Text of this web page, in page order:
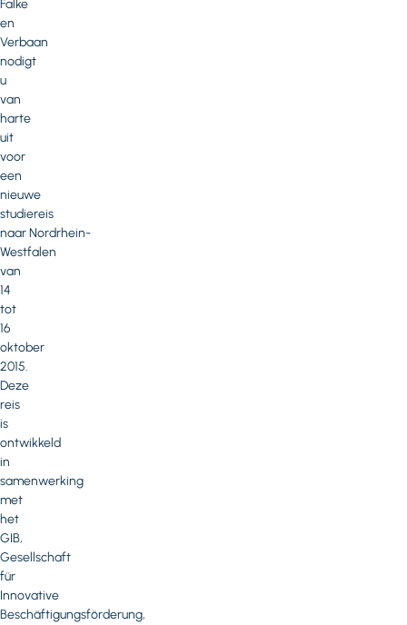
Falke
en
Verbaan
nodigt
u
van
harte
uit
voor
een
nieuwe
studiereis
naar Nordrhein-
Westfalen
van
14
tot
16
oktober
2015.
Deze
reis
is
ontwikkeld
in
samenwerking
met
het
GIB,
Gesellschaft
für
Innovative
Beschäftigungsförderung,